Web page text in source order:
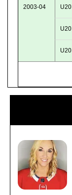
2003-04 U20
U20
U20